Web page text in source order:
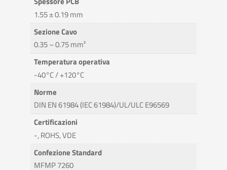
1.55 ± 0.19 mm
Sezione Cavo
0.35 – 0.75 mm²
Temperatura operativa
-40°C / +120°C
Norme
DIN EN 61984 (IEC 61984)/UL/ULC E96569
Certificazioni
-, ROHS, VDE
Confezione Standard
MFMP 7260